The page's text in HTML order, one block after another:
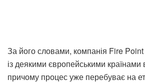
За його словами, компанія Fire
із деякими європейськими
причому процес уже перебуває на